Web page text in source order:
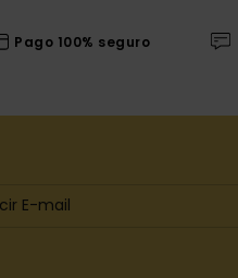
Pago 100% seguro